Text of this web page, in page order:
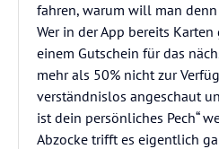
fahren, warum will man
Wer in der App bereits
einem Gutschein für das
mehr als 50% nicht zur
verständnislos angeschaut
ist dein persönliches Pech“
Abzocke trifft es eigentlich